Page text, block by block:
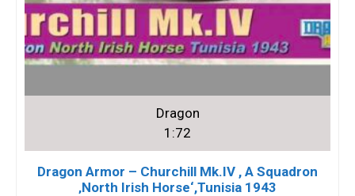
Dragon
1:72
Dragon Armor – Churchill Mk.IV , A Squadron
‚North Irish Horse‘,Tunisia 1943